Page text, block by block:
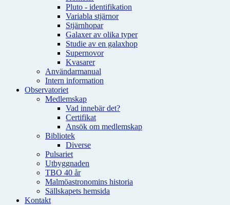
Pluto - identifikation
Variabla stjärnor
Stjärnhopar
Galaxer av olika typer
Studie av en galaxhop
Supernovor
Kvasarer
Användarmanual
Intern information
Observatoriet
Medlemskap
Vad innebär det?
Certifikat
Ansök om medlemskap
Bibliotek
Diverse
Pulsariet
Utbyggnaden
TBO 40 år
Malmöastronomins historia
Sällskapets hemsida
Kontakt